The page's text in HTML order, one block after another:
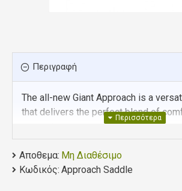
Περιγραφή
The all-new Giant Approach is a
that delivers the perfect blend of
design delivering comfort for a wide
positions and lightweight, high-elastic
Αποθεμα: Μη Διαθέσιμο
Κωδικός: Approach Saddle